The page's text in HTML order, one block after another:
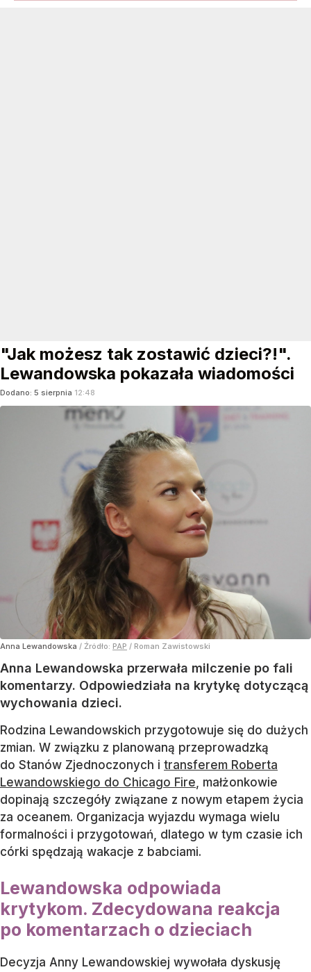
"Jak możesz tak zostawić dzieci?!".
Lewandowska pokazała wiadomości
Dodano: 5 sierpnia 12:48
Anna Lewandowska / Źródło: PAP / Roman Zawistowski
Anna Lewandowska przerwała milczenie po fali
komentarzy. Odpowiedziała na krytykę dotyczącą
wychowania dzieci.
Rodzina Lewandowskich przygotowuje się do dużych
zmian. W związku z planowaną przeprowadzką
do Stanów Zjednoczonych i transferem Roberta
Lewandowskiego do Chicago Fire , małżonkowie
dopinają szczegóły związane z nowym etapem życia
za oceanem. Organizacja wyjazdu wymaga wielu
formalności i przygotowań, dlatego w tym czasie ich
córki spędzają wakacje z babciami.
Lewandowska odpowiada
krytykom. Zdecydowana reakcja
po komentarzach o dzieciach
Decyzja Anny Lewandowskiej wywołała dyskusję